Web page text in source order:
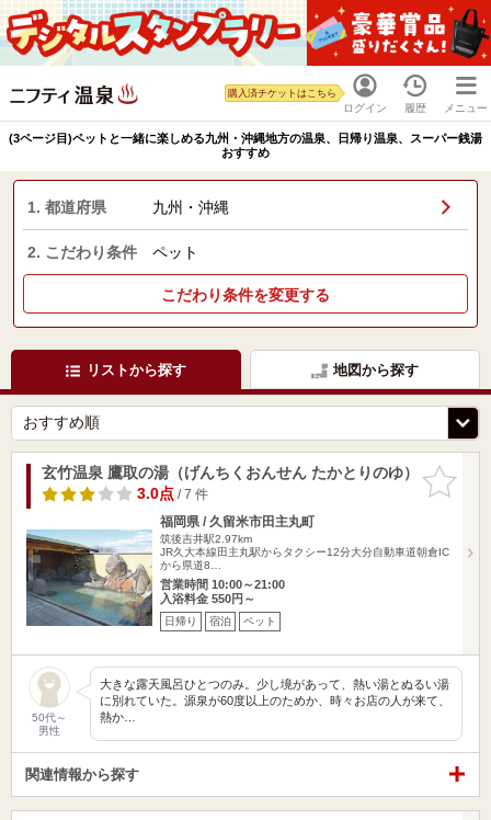
ログイン
購入済チケットはこちら
履歴 メニュー
(3ページ目)ペットと一緒に楽しめる九州・沖縄地方の温泉、日帰り温泉、スーパー銭湯
おすすめ
1. 都道府県 九州・沖縄
2. こだわり条件 ペット
こだわり条件を変更する
リストから探す 地図から探す
お気に入
りに追加
玄竹温泉 鷹取の湯（げんちくおんせん たかとりのゆ）
3.0点/ 7 件
福岡県 / 久留米市田主丸町
筑後吉井駅2.97km
JR久大本線田主丸駅からタクシー12分大分自動車道朝倉IC
から県道8…
営業時間 10:00～21:00
入浴料金 550円～
日帰り 宿泊 ペット
50代～
男性
大きな露天風呂ひとつのみ。少し境があって、熱い湯とぬるい湯
に別れていた。源泉が60度以上のためか、時々お店の人が来て、
熱か…
関連情報から探す